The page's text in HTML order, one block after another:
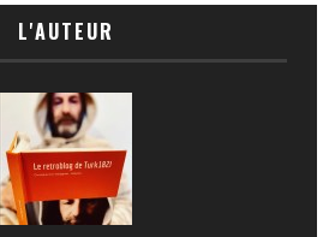
L'AUTEUR